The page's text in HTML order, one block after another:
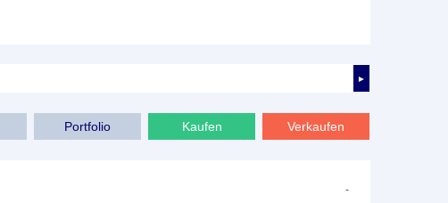
►
Portfolio Kaufen Verkaufen
-